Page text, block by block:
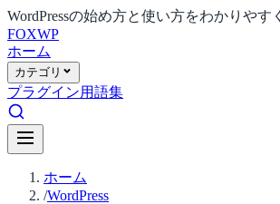
WordPressの始め方と使い方をわかりやす
FOXWP
ホーム
カテゴリ
プラグイン用語集
ホーム
/WordPress